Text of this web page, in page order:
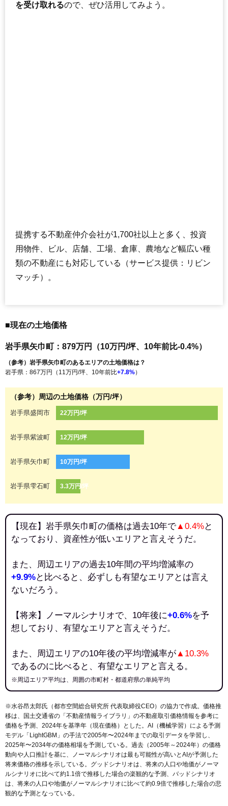
を受け取れるので、ぜひ活用してみよう。
提携する不動産仲介会社が1,700社以上と多く、投資
用物件、ビル、店舗、工場、倉庫、農地など幅広い種
類の不動産にも対応している（サービス提供：リビン
マッチ）。
■現在の土地価格
岩手県矢巾町：879万円（10万円/坪、10年前比-0.4%）
（参考）岩手県矢巾町のあるエリアの土地価格は？
岩手県：867万円（11万円/坪、10年前比+7.8%）
（参考）周辺の土地価格（万円/坪）
岩手県盛岡市 22万円/坪
岩手県紫波町 12万円/坪
岩手県矢巾町 10万円/坪
岩手県雫石町 3.3万円/坪
【現在】岩手県矢巾町の価格は過去10年で▲0.4%と
なっており、資産性が低いエリアと言えそうだ。
また、周辺エリアの過去10年間の平均増減率の
+9.9%と比べると、必ずしも有望なエリアとは言え
ないだろう。
【将来】ノーマルシナリオで、10年後に+0.6%を予
想しており、有望なエリアと言えそうだ。
また、周辺エリアの10年後の平均増減率が▲10.3%
であるのに比べると、有望なエリアと言える。
※周辺エリア平均は、周囲の市町村・都道府県の単純平均
※水谷昂太郎氏（都市空間総合研究所 代表取締役CEO）の協力で作成。価格推
移は、国土交通省の「 不動産情報ライブラリ 」の不動産取引価格情報を参考に
価格を予測、2024年を基準年（現在価格）とした。AI（機械学習）による予測
モデル「LightGBM」の手法で2005年〜2024年までの取引データを学習し、
2025年〜2034年の価格相場を予測している。過去（2005年～2024年）の価格
動向や人口推計を基に、ノーマルシナリオは最も可能性が高いとAIが予測した
将来価格の推移を示している。グッドシナリオは、将来の人口や地価がノーマ
ルシナリオに比べて約1.1倍で推移した場合の楽観的な予測、バッドシナリオ
は、将来の人口や地価がノーマルシナリオに比べて約0.9倍で推移した場合の悲
観的な予測となっている。